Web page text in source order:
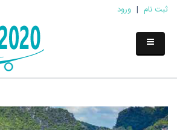
ثبت نام | ورود